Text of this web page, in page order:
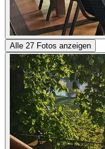
Alle 27 Fotos anzeigen